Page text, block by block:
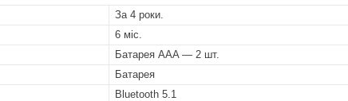
За 4 роки.
6 міс.
Батарея AAA — 2 шт.
Батарея
Bluetooth 5.1